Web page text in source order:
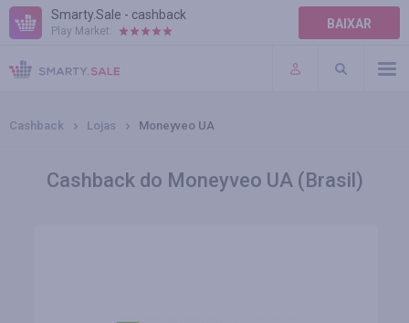
Smarty.Sale - cashback
Play Market: BAIXAR
AJUDA
TERMOS DE USO
Cashback Lojas Moneyveo UA
Cashback do Moneyveo UA (Brasil)